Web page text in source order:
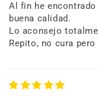
Al fin he encontrado
buena calidad.
Lo aconsejo
Repito, no cura